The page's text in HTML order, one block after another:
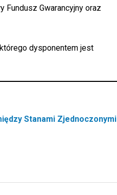
Fundusz Gwarancyjny oraz
dysponentem jest
Stanami Zjednoczonymi